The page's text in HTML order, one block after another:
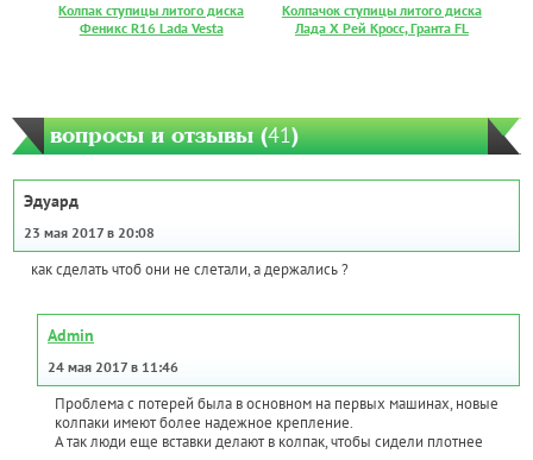
Колпак ступицы литого диска
Феникс R16 Lada Vesta
Колпачок ступицы литого диска
Лада Х Рей Кросс, Гранта FL
вопросы и отзывы (41)
Эдуард
23 мая 2017 в 20:08
как сделать чтоб они не слетали, а держались ?
Admin
24 мая 2017 в 11:46
Проблема с потерей была в основном на первых машинах, новые
колпаки имеют более надежное крепление.
А так люди еще вставки делают в колпак, чтобы сидели плотнее